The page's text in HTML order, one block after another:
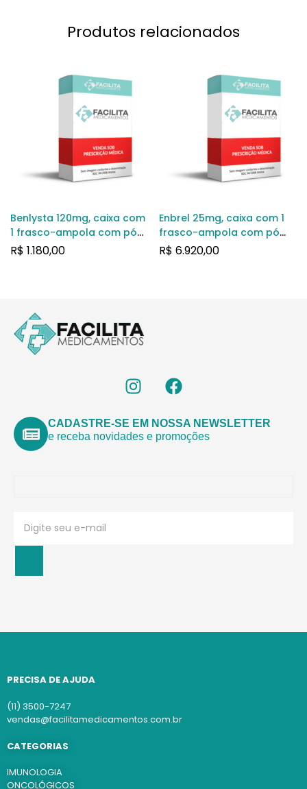
Produtos relacionados
Benlysta 120mg, caixa com
1 frasco-ampola com pó
para solução de uso
R$ 1.180,00
Enbrel 25mg, caixa com 1
frasco-ampola com pó
para solução de uso
R$ 6.920,00
CADASTRE-SE EM NOSSA NEWSLETTER
e receba novidades e promoções
PRECISA DE AJUDA
(11) 3500-7247
vendas@facilitamedicamentos.com.br
CATEGORIAS
IMUNOLOGIA
ONCOLÓGICOS